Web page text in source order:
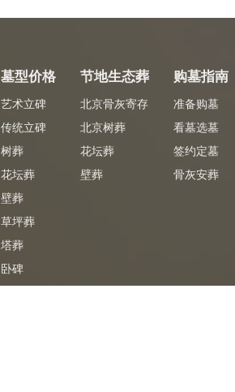
墓型价格
艺术立碑
传统立碑
树葬
花坛葬
壁葬
草坪葬
塔葬
卧碑
节地生态葬
北京骨灰寄存
北京树葬
花坛葬
壁葬
购墓指南
准备购墓
看墓选墓
签约定墓
骨灰安葬